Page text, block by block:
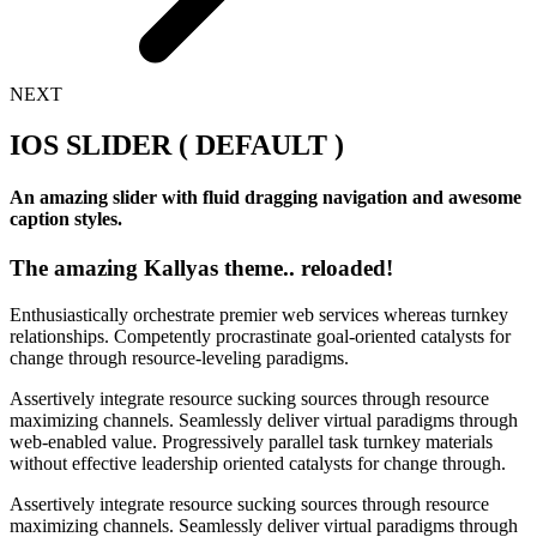
NEXT
IOS SLIDER ( DEFAULT )
An amazing slider with fluid dragging navigation and awesome
caption styles.
The amazing Kallyas theme.. reloaded!
Enthusiastically orchestrate premier web services whereas turnkey
relationships. Competently procrastinate goal-oriented catalysts for
change through resource-leveling paradigms.
Assertively integrate resource sucking sources through resource
maximizing channels. Seamlessly deliver virtual paradigms through
web-enabled value. Progressively parallel task turnkey materials
without effective leadership oriented catalysts for change through.
Assertively integrate resource sucking sources through resource
maximizing channels. Seamlessly deliver virtual paradigms through